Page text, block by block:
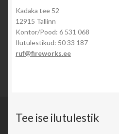
Kadaka tee 52
12915 Tallinn
Kontor/Pood: 6 531 068
Ilutulestikud: 50 33 187
ruf@fireworks.ee
Tee ise ilutulestik